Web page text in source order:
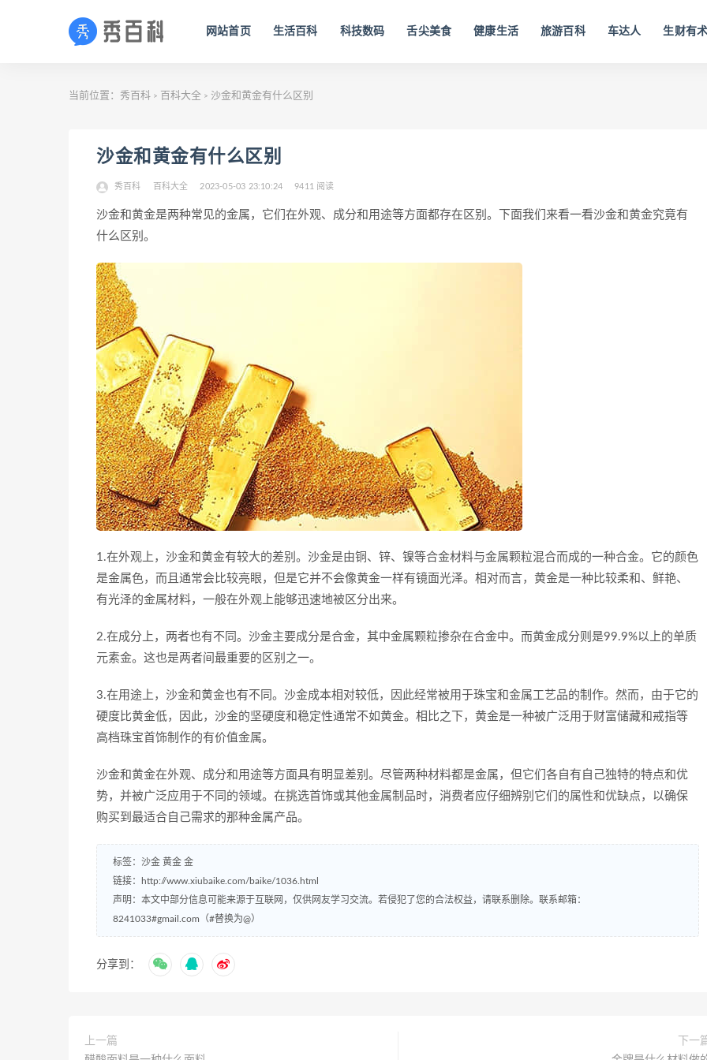
网站首页 生活百科 科技数码 舌尖美食 健康生活 旅游百科 车达人 生财有
当前位置： 秀百科 > 百科大全 > 沙金和黄金有什么区别
沙金和黄金有什么区别
秀百科 百科大全 2023-05-03 23:10:24 9411 阅读
沙金和黄金是两种常见的金属，它们在外观、成分和用途等方面都存在区别。下面我们来看一看沙金和黄金究竟有
什么区别。
1.在外观上，沙金和黄金有较大的差别。沙金是由铜、锌、镍等合金材料与金属颗粒混合而成的一种合金。它的颜色
是金属色，而且通常会比较亮眼，但是它并不会像黄金一样有镜面光泽。相对而言，黄金是一种比较柔和、鲜艳、
有光泽的金属材料，一般在外观上能够迅速地被区分出来。
2.在成分上，两者也有不同。沙金主要成分是合金，其中金属颗粒掺杂在合金中。而黄金成分则是99.9%以上的单质
元素金。这也是两者间最重要的区别之一。
3.在用途上，沙金和黄金也有不同。沙金成本相对较低，因此经常被用于珠宝和金属工艺品的制作。然而，由于它的
硬度比黄金低，因此，沙金的坚硬度和稳定性通常不如黄金。相比之下，黄金是一种被广泛用于财富储藏和戒指等
高档珠宝首饰制作的有价值金属。
沙金和黄金在外观、成分和用途等方面具有明显差别。尽管两种材料都是金属，但它们各自有自己独特的特点和优
势，并被广泛应用于不同的领域。在挑选首饰或其他金属制品时，消费者应仔细辨别它们的属性和优缺点，以确保
购买到最适合自己需求的那种金属产品。
标签： 沙金 黄金 金
链接：
http://www.xiubaike.com/baike/1036.html
声明：本文中部分信息可能来源于互联网，仅供网友学习交流。若侵犯了您的合法权益，请联系删除。联系邮箱：
8241033#gmail.com（#替换为@）
分享到：
上一篇
下一